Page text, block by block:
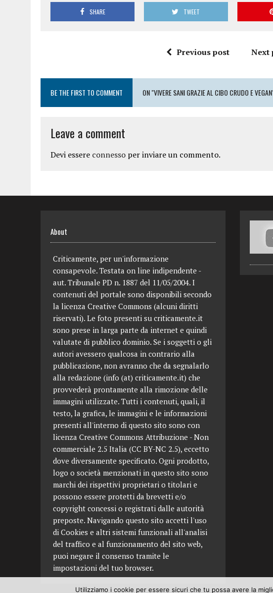
SHARE TWEET
Previous post Next
BE THE FIRST TO COMMENT ON "VIVERE SANI GRAZIE AL CIBO CRUDO E
Leave a comment
Devi essere connesso per inviare un commento.
About
Criticamente, per un'informazione
consapevole. Testata on line indipendente -
aut. Tribunale PD n. 1887 del 11/05/2004. I
contenuti del portale sono disponibili secondo
la licenza Creative Commons (alcuni diritti
riservati). Le foto presenti su criticamente.it
sono prese in larga parte da internet e quindi
valutate di pubblico dominio. Se i soggetti o gli
autori avessero qualcosa in contrario alla
pubblicazione, non avranno che da segnalarlo
alla redazione (info (at) criticamente.it) che
provvederà prontamente alla rimozione delle
immagini utilizzate. Tutti i contenuti, quali, il
testo, la grafica, le immagini e le informazioni
presenti all'interno di questo sito sono con
licenza Creative Commons Attribuzione - Non
commerciale 2.5 Italia (CC BY-NC 2.5), eccetto
dove diversamente specificato. Ogni prodotto,
logo o società menzionati in questo sito sono
marchi dei rispettivi proprietari o titolari e
possono essere protetti da brevetti e/o
copyright concessi o registrati dalle autorità
preposte. Navigando questo sito accetti l'uso
di Cookies e altri sistemi funzionali all'analisi
del traffico e al funzionamento del sito web,
puoi negare il consenso tramite le
impostazioni del tuo browser.
Utilizziamo i cookie per essere sicuri che tu possa avere la